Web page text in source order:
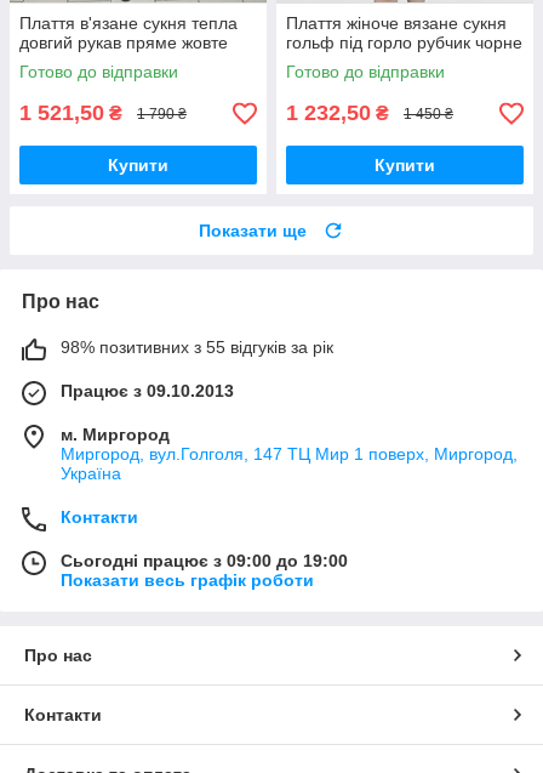
Плаття в'язане сукня тепла
довгий рукав пряме жовте
Готово до відправки
1 521,50 ₴ 1 790 ₴
Купити
Плаття жіноче вязане сукня
гольф під горло рубчик чорне
Готово до відправки
1 232,50 ₴ 1 450 ₴
Купити
Показати ще
Про нас
98% позитивних з 55 відгуків за рік
Працює з 09.10.2013
м. Миргород
Миргород, вул.Голголя, 147 ТЦ Мир 1 поверх, Миргород,
Україна
Контакти
Сьогодні працює з 09:00 до 19:00
Показати весь графік роботи
Про нас
Контакти